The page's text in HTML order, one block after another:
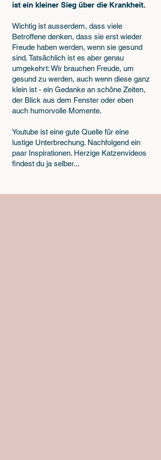
ist ein kleiner Sieg über die Krankheit.
Wichtig ist ausserdem, dass viele
Betroffene denken, dass sie erst wieder
Freude haben werden, wenn sie gesund
sind. Tatsächlich ist es aber genau
umgekehrt: Wir brauchen Freude, um
gesund zu werden, auch wenn diese ganz
klein ist - ein Gedanke an schöne Zeiten,
der Blick aus dem Fenster oder eben
auch humorvolle Momente.
Youtube ist eine gute Quelle für eine
lustige Unterbrechung. Nachfolgend ein
paar Inspirationen. Herzige Katzenvideos
findest du ja selber...